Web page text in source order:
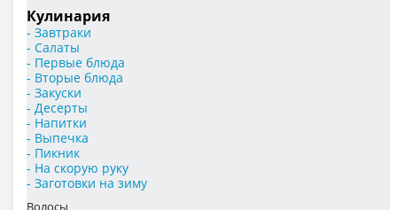
Кулинария
- Завтраки
- Салаты
- Первые блюда
- Вторые блюда
- Закуски
- Десерты
- Напитки
- Выпечка
- Пикник
- На скорую руку
- Заготовки на зиму
Волосы